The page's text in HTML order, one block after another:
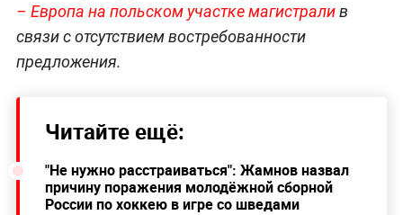
– Европа на польском участке магистралив
связи с отсутствием востребованности
предложения.
Читайте ещё:
"Не нужно расстраиваться": Жамнов назвал
причину поражения молодёжной сборной
России по хоккею в игре со шведами